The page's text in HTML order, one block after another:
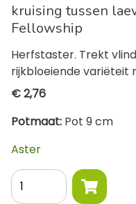
kruising tussen
Fellowship
Herfstaster. Trekt
rijkbloeiende variëteit
€ 2,76
Potmaat Pot 9 cm
Aster
Aantal